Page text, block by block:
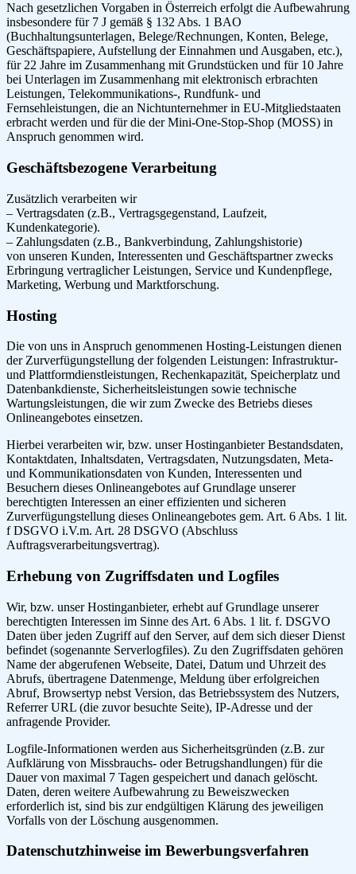
Nach gesetzlichen Vorgaben in Österreich erfolgt die Aufbewahrung
insbesondere für 7 J gemäß § 132 Abs. 1 BAO
(Buchhaltungsunterlagen, Belege/Rechnungen, Konten, Belege,
Geschäftspapiere, Aufstellung der Einnahmen und Ausgaben, etc.),
für 22 Jahre im Zusammenhang mit Grundstücken und für 10 Jahre
bei Unterlagen im Zusammenhang mit elektronisch erbrachten
Leistungen, Telekommunikations-, Rundfunk- und
Fernsehleistungen, die an Nichtunternehmer in EU-Mitgliedstaaten
erbracht werden und für die der Mini-One-Stop-Shop (MOSS) in
Anspruch genommen wird.
Geschäftsbezogene Verarbeitung
Zusätzlich verarbeiten wir
– Vertragsdaten (z.B., Vertragsgegenstand, Laufzeit,
Kundenkategorie).
– Zahlungsdaten (z.B., Bankverbindung, Zahlungshistorie)
von unseren Kunden, Interessenten und Geschäftspartner zwecks
Erbringung vertraglicher Leistungen, Service und Kundenpflege,
Marketing, Werbung und Marktforschung.
Hosting
Die von uns in Anspruch genommenen Hosting-Leistungen dienen
der Zurverfügungstellung der folgenden Leistungen: Infrastruktur-
und Plattformdienstleistungen, Rechenkapazität, Speicherplatz und
Datenbankdienste, Sicherheitsleistungen sowie technische
Wartungsleistungen, die wir zum Zwecke des Betriebs dieses
Onlineangebotes einsetzen.
Hierbei verarbeiten wir, bzw. unser Hostinganbieter Bestandsdaten,
Kontaktdaten, Inhaltsdaten, Vertragsdaten, Nutzungsdaten, Meta-
und Kommunikationsdaten von Kunden, Interessenten und
Besuchern dieses Onlineangebotes auf Grundlage unserer
berechtigten Interessen an einer effizienten und sicheren
Zurverfügungstellung dieses Onlineangebotes gem. Art. 6 Abs. 1 lit.
f DSGVO i.V.m. Art. 28 DSGVO (Abschluss
Auftragsverarbeitungsvertrag).
Erhebung von Zugriffsdaten und Logfiles
Wir, bzw. unser Hostinganbieter, erhebt auf Grundlage unserer
berechtigten Interessen im Sinne des Art. 6 Abs. 1 lit. f. DSGVO
Daten über jeden Zugriff auf den Server, auf dem sich dieser Dienst
befindet (sogenannte Serverlogfiles). Zu den Zugriffsdaten gehören
Name der abgerufenen Webseite, Datei, Datum und Uhrzeit des
Abrufs, übertragene Datenmenge, Meldung über erfolgreichen
Abruf, Browsertyp nebst Version, das Betriebssystem des Nutzers,
Referrer URL (die zuvor besuchte Seite), IP-Adresse und der
anfragende Provider.
Logfile-Informationen werden aus Sicherheitsgründen (z.B. zur
Aufklärung von Missbrauchs- oder Betrugshandlungen) für die
Dauer von maximal 7 Tagen gespeichert und danach gelöscht.
Daten, deren weitere Aufbewahrung zu Beweiszwecken
erforderlich ist, sind bis zur endgültigen Klärung des jeweiligen
Vorfalls von der Löschung ausgenommen.
Datenschutzhinweise im Bewerbungsverfahren